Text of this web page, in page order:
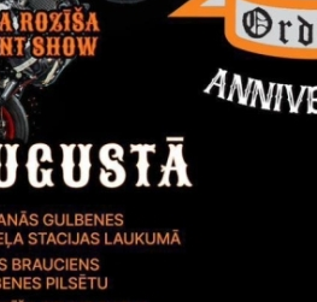
Lēmums par Gulbenes novada